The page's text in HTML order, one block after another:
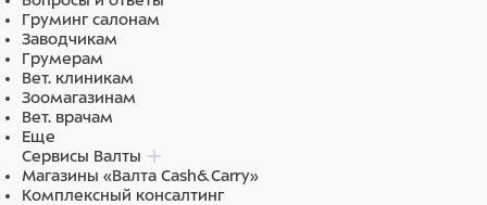
Груминг салонам
Заводчикам
Грумерам
Вет. клиникам
Зоомагазинам
Вет. врачам
Еще
Сервисы Валты
Магазины «Валта Cash&Carry»
Комплексный консалтинг